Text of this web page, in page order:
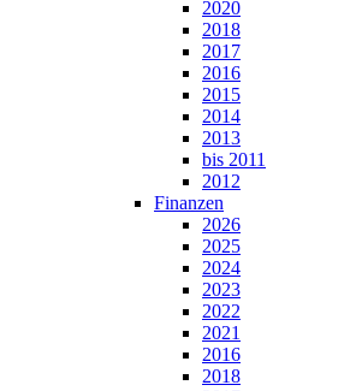
2020
2018
2017
2016
2015
2014
2013
bis 2011
2012
Finanzen
2026
2025
2024
2023
2022
2021
2016
2018